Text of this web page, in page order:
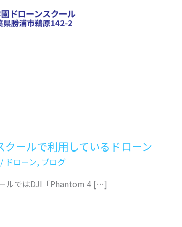
クールで利用しているドローン
/ ドローン, ブログ
ルではDJI「Phantom 4 […]